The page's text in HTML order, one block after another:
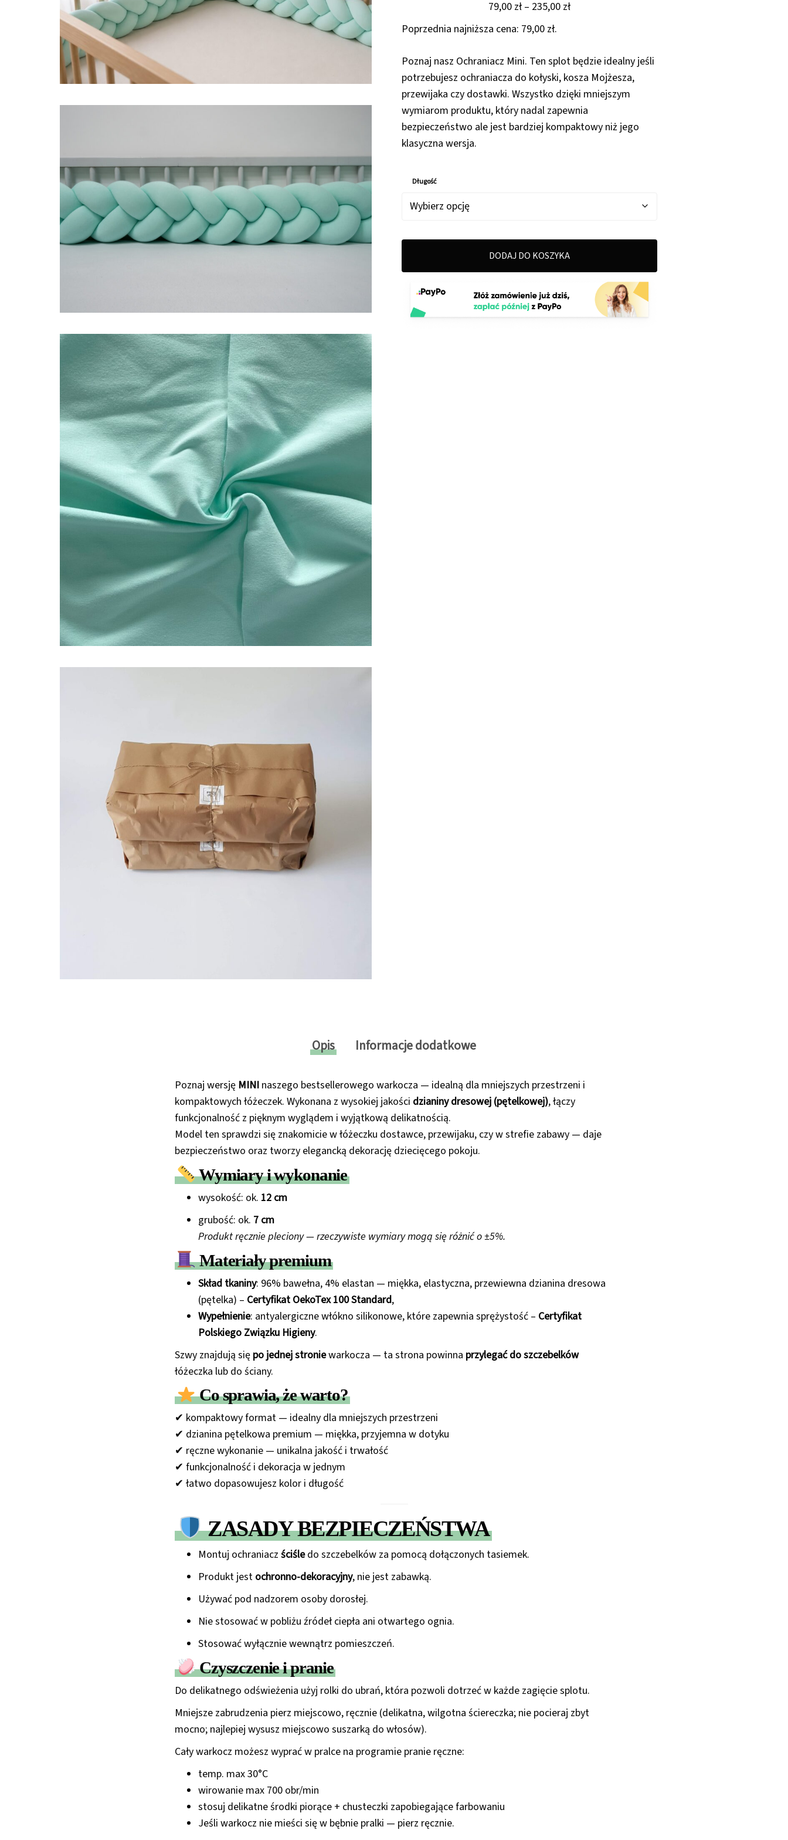
79,00 zł – 235,00 złZakres
79,00 zł
do
235,00 zł
Poprzednia najniższa cena: 79,00 zł.
Poznaj nasz Ochraniacz Mini. Ten splot będzie idealny jeśli
potrzebujesz ochraniacza do kołyski, kosza Mojżesza,
przewijaka czy dostawki. Wszystko dzięki mniejszym
wymiarom produktu, który nadal zapewnia
bezpieczeństwo ale jest bardziej kompaktowy niż jego
klasyczna wersja.
Długość
DODAJ DO KOSZYKA
Opis Informacje dodatkowe
Poznaj wersję MINI naszego bestsellerowego warkocza — idealną dla mniejszych przestrzeni i
kompaktowych łóżeczek. Wykonana z wysokiej jakości dzianiny dresowej (pętelkowej), łączy
funkcjonalność z pięknym wyglądem i wyjątkową delikatnością.
Model ten sprawdzi się znakomicie w łóżeczku dostawce, przewijaku, czy w strefie zabawy — daje
bezpieczeństwo oraz tworzy elegancką dekorację dziecięcego pokoju.
Wymiary i wykonanie
wysokość: ok. 12 cm
grubość: ok. 7 cm
Produkt ręcznie pleciony — rzeczywiste wymiary mogą się różnić o ±5%.
Materiały premium
Skład tkaniny: 96% bawełna, 4% elastan — miękka, elastyczna, przewiewna dzianina dresowa
(pętelka) – Certyfikat OekoTex 100 Standard,
Wypełnienie: antyalergiczne włókno silikonowe, które zapewnia sprężystość – Certyfikat
Polskiego Związku Higieny.
Szwy znajdują się po jednej stroniewarkocza — ta strona powinna przylegać do szczebelków
łóżeczka lub do ściany.
Co sprawia, że warto?
✔ kompaktowy format — idealny dla mniejszych przestrzeni
✔ dzianina pętelkowa premium — miękka, przyjemna w dotyku
✔ ręczne wykonanie — unikalna jakość i trwałość
✔ funkcjonalność i dekoracja w jednym
✔ łatwo dopasowujesz kolor i długość
ZASADY BEZPIECZEŃSTWA
Montuj ochraniacz ściśledo szczebelków za pomocą dołączonych tasiemek.
Produkt jest ochronno-dekoracyjny, nie jest zabawką.
Używać pod nadzorem osoby dorosłej.
Nie stosować w pobliżu źródeł ciepła ani otwartego ognia.
Stosować wyłącznie wewnątrz pomieszczeń.
Czyszczenie i pranie
Do delikatnego odświeżenia użyj rolki do ubrań, która pozwoli dotrzeć w każde zagięcie splotu.
Mniejsze zabrudzenia pierz miejscowo, ręcznie (delikatna, wilgotna ściereczka; nie pocieraj zbyt
mocno; najlepiej wysusz miejscowo suszarką do włosów).
Cały warkocz możesz wyprać w pralce na programie pranie ręczne:
temp. max 30°C
wirowanie max 700 obr/min
stosuj delikatne środki piorące + chusteczki zapobiegające farbowaniu
Jeśli warkocz nie mieści się w bębnie pralki — pierz ręcznie.